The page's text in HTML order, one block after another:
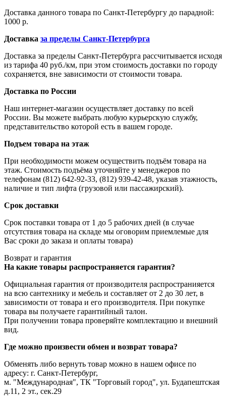
Доставка данного товара по Санкт-Петербургу до парадной:
1000 р.
Доставка за пределы Санкт-Петербурга
Доставка за пределы Санкт-Петербурга рассчитывается исходя
из тарифа 40 руб./км, при этом стоимость доставки по городу
сохраняется, вне зависимости от стоимости товара.
Доставка по России
Наш интернет-магазин осуществляет доставку по всей
России. Вы можете выбрать любую курьерскую службу,
представительство которой есть в вашем городе.
Подъем товара на этаж
При необходимости можем осуществить подъём товара на
этаж. Стоимость подъёма уточняйте у менеджеров по
телефонам (812) 642-92-33, (812) 939-42-48, указав этажность,
наличие и тип лифта (грузовой или пассажирский).
Срок доставки
Срок поставки товара от 1 до 5 рабочих дней (в случае
отсутствия товара на складе мы оговорим приемлемые для
Вас сроки до заказа и оплаты товара)
Возврат и гарантия
На какие товары распространяется гарантия?
Официальная гарантия от производителя распространияется
на всю сантехнику и мебель и составляет от 2 до 30 лет, в
зависимости от товара и его производителя. При покупке
товара вы получаете гарантийный талон.
При получении товара проверяйте комплектацию и внешний
вид.
Где можно произвести обмен и возврат товара?
Обменять либо вернуть товар можно в нашем офисе по
адресу: г. Санкт-Петербург,
м. "Международная", ТК "Торговый город", ул. Будапештская
д.11, 2 эт., сек.29